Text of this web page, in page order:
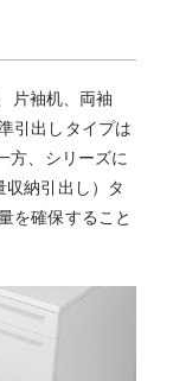
片袖机、両袖
引出しタイプは
方、シリーズに
収納引出し）タ
を確保すること